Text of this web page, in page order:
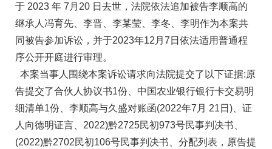
于 2023 年 7月20 日去世，法院依法追加被告李顺高的
继承人冯育先、李晋、李某莹、李冬、李明作为本案共
同被告参加诉讼，并于2023年12月7日依法适用普通程
序公开开庭进行审理。
本案当事人围绕本案诉讼请求向法院提交了以下证据:原
告提交了合伙人协议书1份、中国农业银行银行卡交易明
细清单1份、李顺高与久盛对账函(2022年7月 21日)、证
人向德明证言、2022)黔2725民初973号民事判决书、
(2022)黔2702民初106号民事判决书、分配列表，原告提